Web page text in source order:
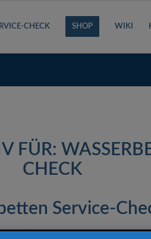
CHECK SHOP WIKI
FÜR:
CHECK
Service-
2024 / vonH2O Wasserbetten